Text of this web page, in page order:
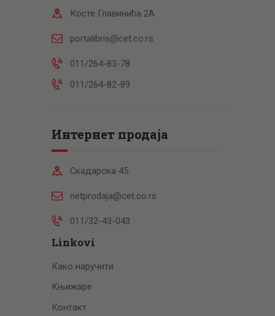
Косте Главинића 2А
portalibris@cet.co.rs
011/264-83-78
011/264-82-89
Интернет продаја
Скадарска 45
netprodaja@cet.co.rs
011/32-43-043
Linkovi
Како наручити
Књижаре
Контакт